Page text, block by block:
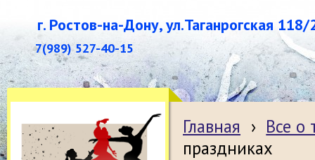
г. Ростов-на-Дону, ул.Таганрогская 118/
7(989) 527-40-15
Главная › Все о
праздниках